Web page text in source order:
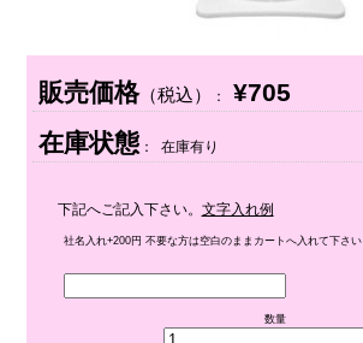
販売価格（税込） ： ¥705
在庫状態 ： 在庫有り
下記へご記入下さい。 文字入れ例
社名入れ+200円 不要な方は空白のままカートへ入れて下さい
数量